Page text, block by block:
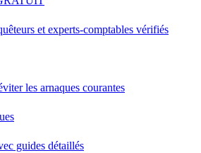
et experts-comptables vérifiés
les arnaques courantes
guides détaillés